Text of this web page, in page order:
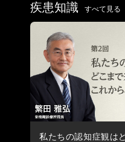
疾患知識 すべて見る
私たちの認知症観は